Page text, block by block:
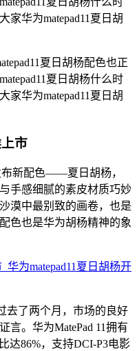
家华为matepad11夏日胡
夏日胡杨配色也正
夏日胡杨什么时
家华为matepad11夏日胡
市
布新配色——夏日胡杨，
手感细腻的素皮材质巧妙
漠中最别致的画卷，也是
色也是华为胡杨精神的象
去了两个月，市场的良好
言。华为MatePad 11拥有
达86%，支持DCI-P3电影